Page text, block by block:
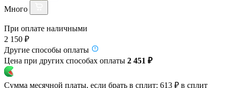
Много
При оплате наличными
2 150 ₽
Другие способы оплаты
Цена при других способах оплаты 2 451 ₽
Сумма месячной платы, если брать в сплит: 613 ₽ в сплит